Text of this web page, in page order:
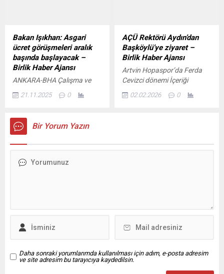
Meclisi’nde de Plan Bütçe
Komisyonumuz çalışmalarını
bitirmek üzere. Daha sonra
Meclise inecek. Asgari
ücretle alakalı olarak
görüşmeler başlayacak.
Asgari...
döndüğünü belirten MHP
Konyaaltı İlçe Başkanı Taner
Takak, çalışmaların uzaması
ve yolların onarılmaması
nedeniyle vatandaşların
mağdur edildiğini söyledi.
“Vatandaş...
Bakan Işıkhan: Asgari
ücret görüşmeleri aralık
başında başlayacak –
Birlik Haber Ajansı
ANKARA-BHA Çalışma ve
Vedat Işıkhan, İzmir’de
Dönüşen Çalışma Hayatında
İşçi-İşveren Buluşmaları”
bu yıl aralık ayının başlarında
çalışma hayatındaki en temel
21.11.2025 0
AÇÜ Rektörü Aydın’dan
Başköylü’ye ziyaret –
Birlik Haber Ajansı
Artvin Hopaspor’da Ferda
Cevizci dönemi İçeriği
Ziyaretten duyduğu
02.02.2026 0
Bir Yorum Yazın
Daha sonraki yorumlarımda kullanılması için adım, e-posta adresim
ve site adresim bu tarayıcıya kaydedilsin.